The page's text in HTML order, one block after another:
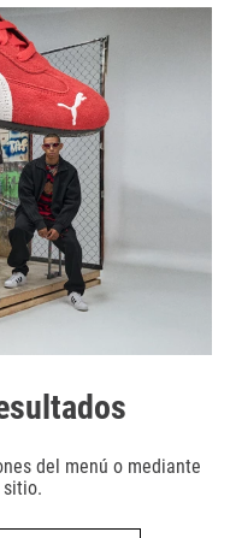
del menú o mediante
sitio.